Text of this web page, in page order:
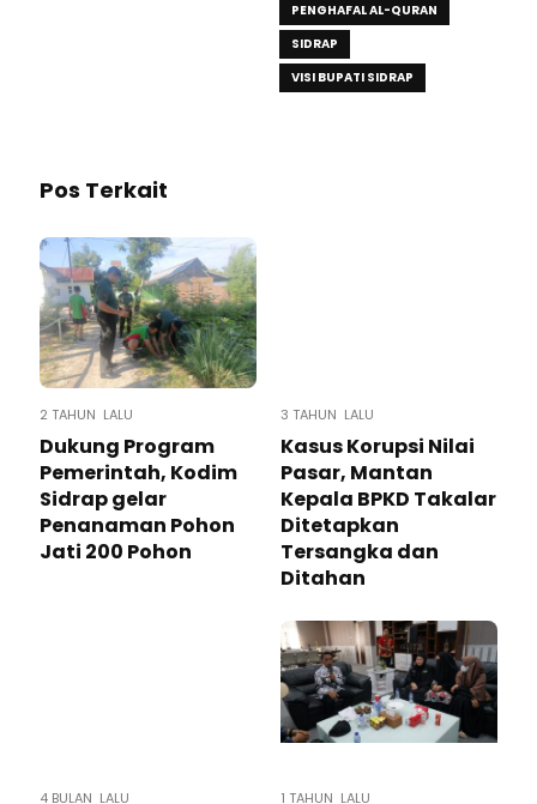
PENGHAFAL AL-QURAN
SIDRAP
VISI BUPATI SIDRAP
Pos Terkait
2 TAHUN LALU
Dukung Program
Pemerintah, Kodim
Sidrap gelar
Penanaman Pohon
Jati 200 Pohon
3 TAHUN LALU
Kasus Korupsi Nilai
Pasar, Mantan
Kepala BPKD Takalar
Ditetapkan
Tersangka dan
Ditahan
4 BULAN LALU 1 TAHUN LALU